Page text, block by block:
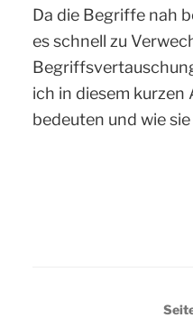
Da die Begriffe nah
es schnell zu
ich in diesem kurzen
bedeuten und wie